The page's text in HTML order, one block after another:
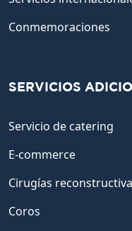
Conmemoraciones
SERVICIOS
Servicio de catering
E-commerce
Cirugías
Coros